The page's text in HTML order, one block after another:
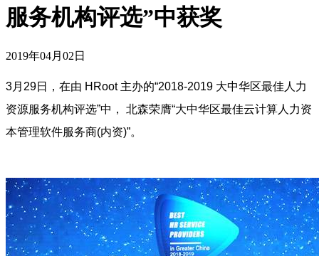
服务机构评选”中获奖
2019年04月02日
3月29日，在由 HRoot 主办的“2018-2019 大中华区最佳人力
资源服务机构评选”中， 北森荣膺“大中华区最佳云计算人力资
本管理软件服务商(内资)”。